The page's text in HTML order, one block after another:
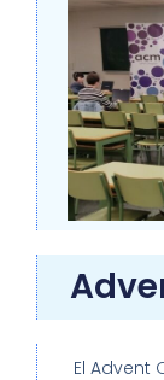
El Advent